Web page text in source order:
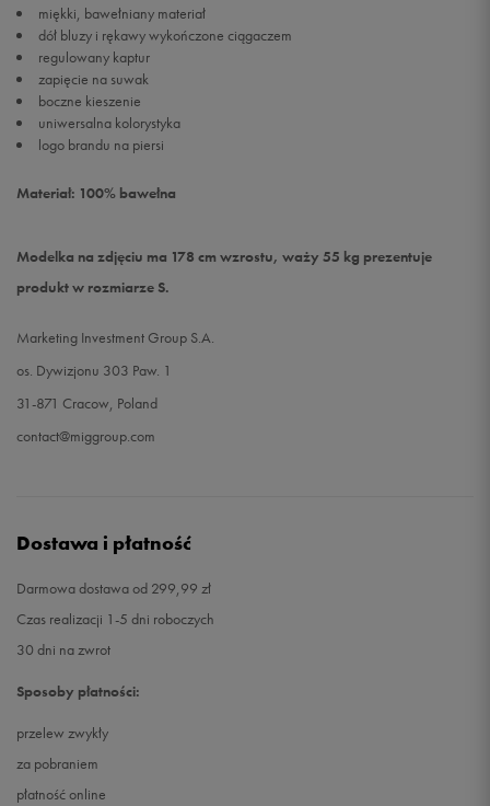
miękki, bawełniany materiał
dół bluzy i rękawy wykończone ciągaczem
regulowany kaptur
zapięcie na suwak
boczne kieszenie
uniwersalna kolorystyka
logo brandu na piersi
Materiał: 100% bawełna
Modelka na zdjęciu ma 178 cm wzrostu, waży 55 kg prezentuje
produkt w rozmiarze S.
Marketing Investment Group S.A.
os. Dywizjonu 303 Paw. 1
31-871 Cracow, Poland
contact@miggroup.com
Dostawa i płatność
Darmowa dostawa od 299,99 zł
Czas realizacji 1-5 dni roboczych
30 dni na zwrot
Sposoby płatności:
przelew zwykły
za pobraniem
płatność online